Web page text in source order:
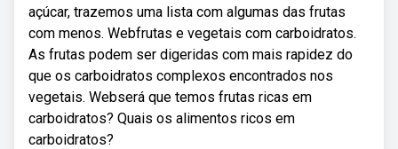
açúcar, trazemos uma lista com algumas das frutas
com menos. Webfrutas e vegetais com carboidratos.
As frutas podem ser digeridas com mais rapidez do
que os carboidratos complexos encontrados nos
vegetais. Webserá que temos frutas ricas em
carboidratos? Quais os alimentos ricos em
carboidratos?